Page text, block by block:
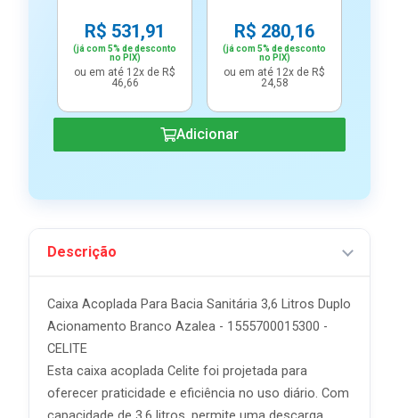
R$ 531,91
(já com 5% de desconto
no PIX)
ou em até 12x de R$
46,66
R$ 280,16
(já com 5% de desconto
no PIX)
ou em até 12x de R$
24,58
Adicionar
Descrição
Caixa Acoplada Para Bacia Sanitária 3,6 Litros Duplo
Acionamento Branco Azalea - 1555700015300 -
CELITE
Esta caixa acoplada Celite foi projetada para
oferecer praticidade e eficiência no uso diário. Com